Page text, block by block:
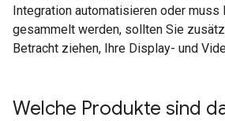
Integration automatisieren oder muss
gesammelt werden, sollten Sie
Betracht ziehen, Ihre Display- und
Welche Produkte sind